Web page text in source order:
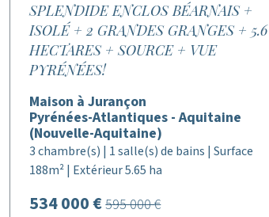
SPLENDIDE ENCLOS BÉARNAIS +
ISOLÉ + 2 GRANDES GRANGES + 5.6
HECTARES + SOURCE + VUE
PYRÉNÉES!
Maison à Jurançon
Pyrénées-Atlantiques - Aquitaine
(Nouvelle-Aquitaine)
3 chambre(s) | 1 salle(s) de bains | Surface
188m² | Extérieur 5.65 ha
534 000 €595 000 €